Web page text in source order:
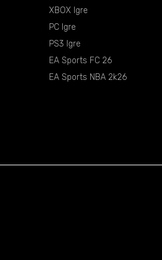
XBOX Igre
PC Igre
PS3 Igre
EA Sports FC 26
EA Sports NBA 2k26